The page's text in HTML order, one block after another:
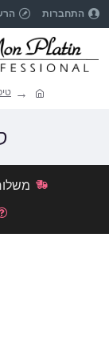
התחברות
משלוח